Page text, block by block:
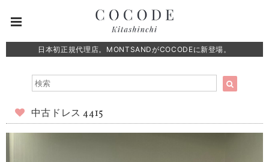
日本初正規代理店。MONTSANDがCOCODEに新登場。
中古ドレス 4415